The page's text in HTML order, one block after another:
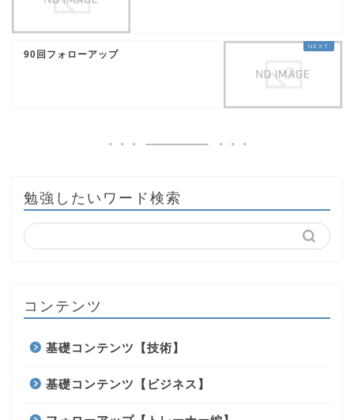
90回フォローアップ
勉強したいワード検索
コンテンツ
基礎コンテンツ【技術】
基礎コンテンツ【ビジネス】